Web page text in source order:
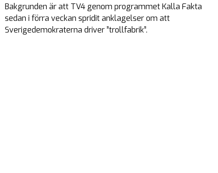
Bakgrunden är att TV4 genom programmet Kalla Fakta
sedan i förra veckan spridit anklagelser om att
Sverigedemokraterna driver ”trollfabrik”.